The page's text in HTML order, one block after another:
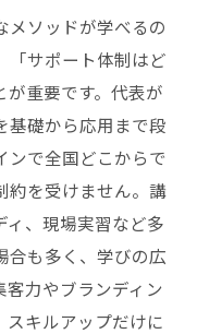
メソッドが学べるの
「サポート体制はど
が重要です。代表が
基礎から応用まで段
ンで全国どこからで
約を受けません。講
ィ、現場実習など多
合も多く、学びの広
力やブランディン
スキルアップだけに